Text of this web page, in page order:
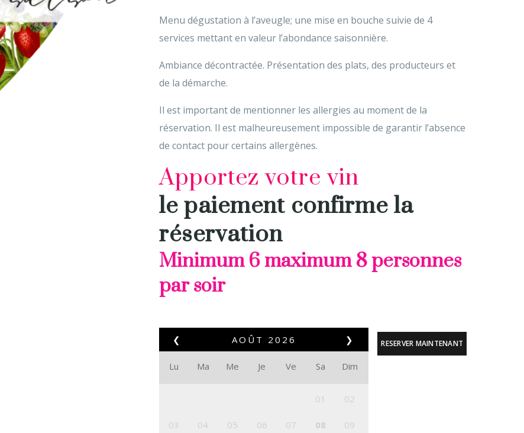
Menu dégustation à l’aveugle; une mise en bouche suivie de 4
services mettant en valeur l’abondance saisonnière.
Ambiance décontractée. Présentation des plats, des producteurs et
de la démarche.
Il est important de mentionner les allergies au moment de la
réservation. Il est malheureusement impossible de garantir l’absence
de contact pour certains allergènes.
Apportez votre vin
le paiement confirme la
réservation
Minimum 6 maximum 8 personnes
par soir
❮ ❯
AOÛT 2026
Lu Ma Me Je Ve Sa Dim
01 02
03 04 05 06 07 08 09
RESERVER MAINTENANT